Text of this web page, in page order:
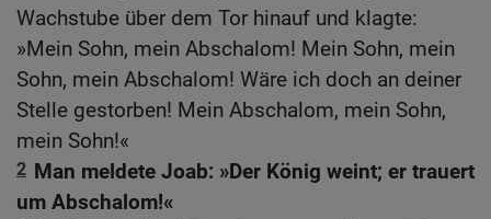
Wachstube über dem Tor hinauf und klagte:
»Mein Sohn, mein Abschalom! Mein Sohn, mein
Sohn, mein Abschalom! Wäre ich doch an deiner
Stelle gestorben! Mein Abschalom, mein Sohn,
mein Sohn!«
2 Man meldete Joab: »Der König weint; er trauert
um Abschalom!«